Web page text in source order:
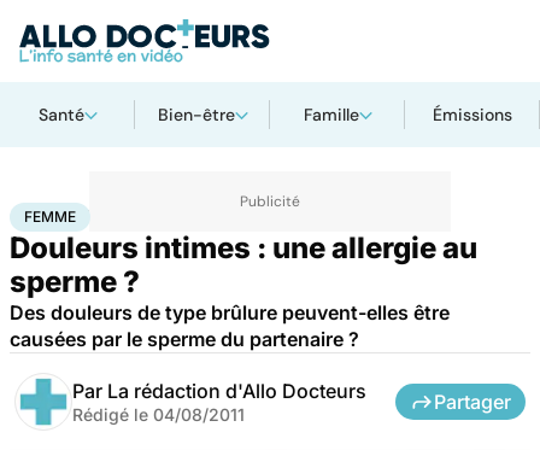
Santé Bien-être Famille Émissions
AccueilBien-être
FEMME
Douleurs intimes : une allergie au
sperme ?
Des douleurs de type brûlure peuvent-elles être
causées par le sperme du partenaire ?
Par La rédaction d'Allo Docteurs
Rédigé le 04/08/2011
Partager